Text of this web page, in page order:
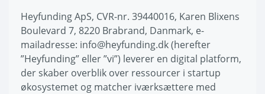
Heyfunding ApS, CVR-nr. 39440016, Karen Blixens
Boulevard 7, 8220 Brabrand, Danmark, e-
mailadresse: info@heyfunding.dk (herefter
”Heyfunding” eller ”vi”) leverer en digital platform,
der skaber overblik over ressourcer i startup
økosystemet og matcher iværksættere med